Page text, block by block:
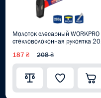
Молоток слесарный WORKPRO
стекловолоконная рукоятка
187 ₴ 208 ₴